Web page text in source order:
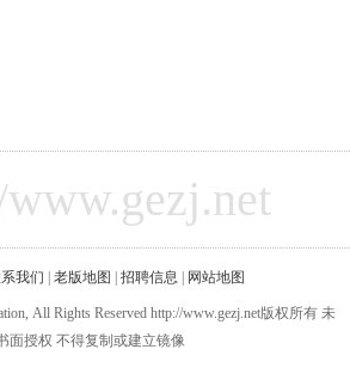
我们 老版地图 招聘信息 网站地图
All Rights Reserved http://www.gezj.net版权所有 未
面授权 不得复制或建立镜像